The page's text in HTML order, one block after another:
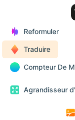
Reformuler
Traduire
Compteur De
Agrandisseur